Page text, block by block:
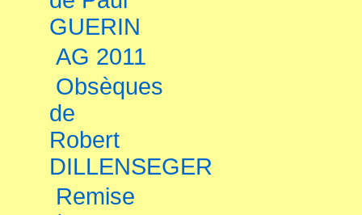
GUERIN
AG 2011
Obsèques
de
Robert
DILLENSEGER
Remise